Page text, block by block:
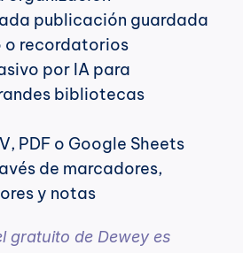
publicación guardada
o recordatorios
por IA para
bibliotecas
PDF o Google Sheets
de marcadores,
y notas
gratuito de Dewey es